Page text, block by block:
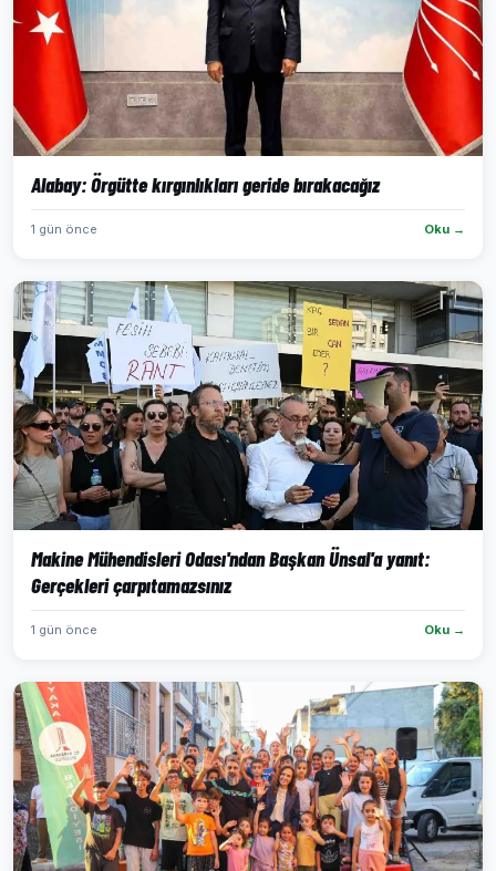
Alabay: Örgütte kırgınlıkları geride bırakacağız
1 gün önce Oku →
Makine Mühendisleri Odası'ndan Başkan Ünsal'a yanıt:
Gerçekleri çarpıtamazsınız
1 gün önce Oku →